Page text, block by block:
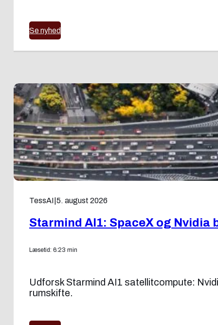
Se nyhed
TessAI 5. august 2026
Starmind AI1: SpaceX og Nvidia
Læsetid: 6:23 min
Udforsk Starmind AI1 satellitcompute:
rumskifte.